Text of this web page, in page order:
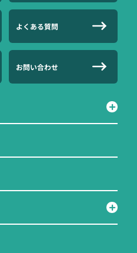
よくある質問
お問い合わせ